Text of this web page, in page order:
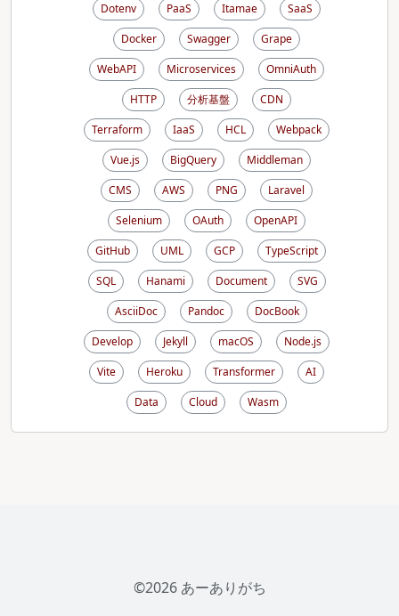
Dotenv
PaaS Itamae
SaaS
Docker
Swagger
Grape
WebAPI
Microservices
OmniAuth
HTTP
分析基盤
CDN
Terraform
IaaS HCL
Webpack
Vue.js
BigQuery
Middleman
CMS
AWS PNG
Laravel
Selenium
OAuth
OpenAPI
GitHub
UML GCP
TypeScript
SQL
Hanami Document
SVG
AsciiDoc
Pandoc
DocBook
Develop
Jekyll macOS
Node.js
Vite
Heroku Transformer
AI
Data
Cloud Wasm
©2026 あーありがち